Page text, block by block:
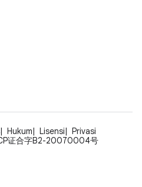
Hukum Lisensi
Privasi
证合字B2-20070004号